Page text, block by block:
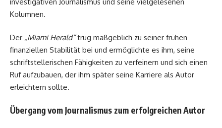
Kolumnen.
Der „Miami Herald“trug maßgeblich zu seiner frühen
finanziellen Stabilität bei und ermöglichte es ihm, seine
schriftstellerischen Fähigkeiten zu verfeinern und sich einen
Ruf aufzubauen, der ihm später seine Karriere als Autor
erleichtern sollte.
Übergang vom Journalismus zum erfolgreichen Autor